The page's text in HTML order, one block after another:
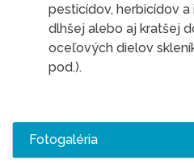
pesticídov, herbicídov
dlhšej alebo aj kratšej
oceľových dielov
pod.).
Fotogaléria